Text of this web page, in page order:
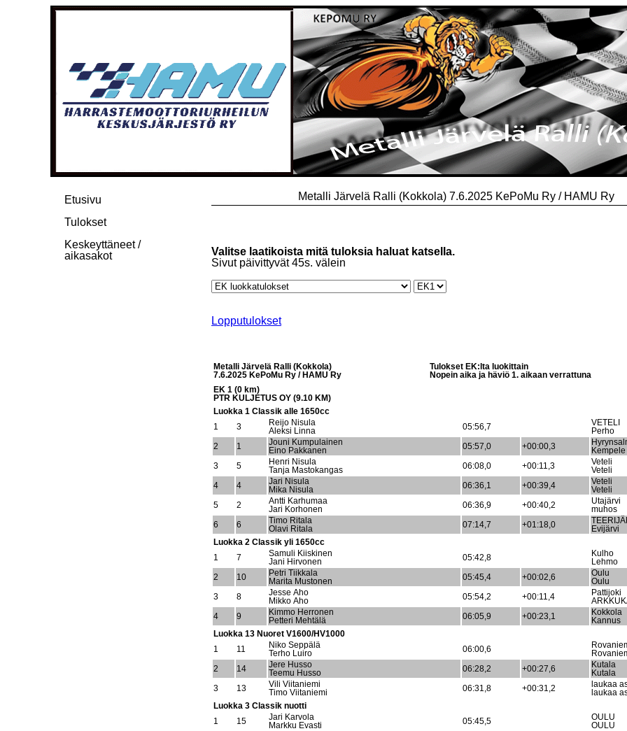
Etusivu
Tulokset
Keskeyttäneet /
aikasakot
Metalli Järvelä Ralli (Kokkola) 7.6.2025 KePoMu Ry / HAMU Ry
Valitse laatikoista mitä tuloksia haluat katsella.
Sivut päivittyvät 45s. välein
Lopputulokset
Metalli Järvelä Ralli (Kokkola)
7.6.2025 KePoMu Ry / HAMU Ry
Tulokset EK:lta luokittain
Nopein aika ja häviö 1. aikaan verrattuna
EK 1 (0 km)
PTR KULJETUS OY (9.10 KM)
Luokka 1 Classik alle 1650cc
1
3
Reijo Nisula
Aleksi Linna
05:56,7
VETELI
Perho
2
1
Jouni Kumpulainen
Eino Pakkanen
05:57,0 +00:00,3
Kempele
3
5
Henri Nisula
Tanja Mastokangas
06:08,0 +00:11,3
Veteli
Veteli
4
4
Jari Nisula
Mika Nisula
06:36,1 +00:39,4
Veteli
Veteli
5
2
Antti Karhumaa
Jari Korhonen
06:36,9 +00:40,2
Utajärvi
muhos
6
6
Timo Ritala
Olavi Ritala
07:14,7 +01:18,0
Evijärvi
Luokka 2 Classik yli 1650cc
1
7
Samuli Kiiskinen
Jani Hirvonen
05:42,8
Kulho
Lehmo
2
10
Petri Tiikkala
Marita Mustonen
05:45,4 +00:02,6
Oulu
Oulu
3
8
Jesse Aho
Mikko Aho
05:54,2 +00:11,4
Pattijoki
4
9
Kimmo Herronen
Petteri Mehtälä
06:05,9 +00:23,1
Kokkola
Kannus
Luokka 13 Nuoret V1600/HV1000
1
11
Niko Seppälä
Terho Luiro
06:00,6
2
14
Jere Husso
Teemu Husso
06:28,2 +00:27,6
Kutala
Kutala
3
13
Vili Viitaniemi
Timo Viitaniemi
06:31,8 +00:31,2
laukaa
laukaa
Luokka 3 Classik nuotti
1
15
Jari Karvola
Markku Evasti
05:45,5
OULU
OULU